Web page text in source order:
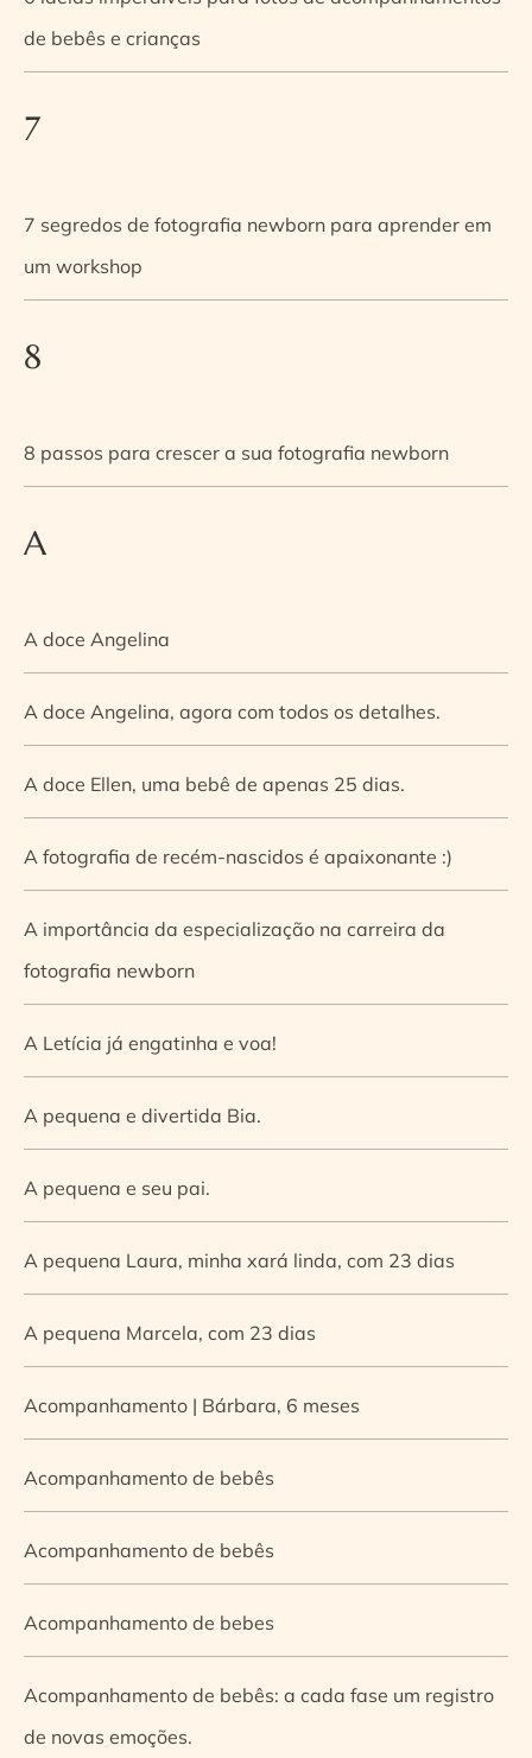
de bebês e crianças
7
7 segredos de fotografia newborn para aprender em
um workshop
8
8 passos para crescer a sua fotografia newborn
A
A doce Angelina
A doce Angelina, agora com todos os detalhes.
A doce Ellen, uma bebê de apenas 25 dias.
A fotografia de recém-nascidos é apaixonante :)
A importância da especialização na carreira da
fotografia newborn
A Letícia já engatinha e voa!
A pequena e divertida Bia.
A pequena e seu pai.
A pequena Laura, minha xará linda, com 23 dias
A pequena Marcela, com 23 dias
Acompanhamento | Bárbara, 6 meses
Acompanhamento de bebês
Acompanhamento de bebês
Acompanhamento de bebes
Acompanhamento de bebês: a cada fase um registro
de novas emoções.